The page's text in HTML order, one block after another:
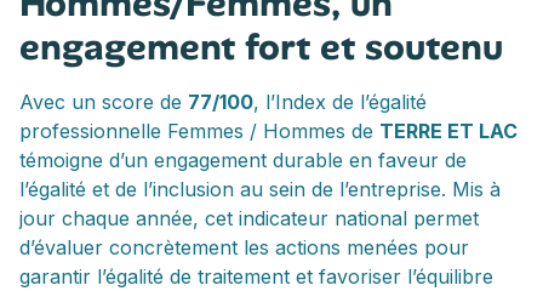
engagement fort et soutenu
Avec un score de 77/100, l’Index de l’égalité
professionnelle Femmes / Hommes de TERRE ET LAC
témoigne d’un engagement durable en faveur de
l’égalité et de l’inclusion au sein de l’entreprise. Mis à
jour chaque année, cet indicateur national permet
d’évaluer concrètement les actions menées pour
garantir l’égalité de traitement et favoriser l’équilibre